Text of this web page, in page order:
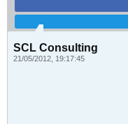
SCL Consulting
21/05/2012, 19:17:45